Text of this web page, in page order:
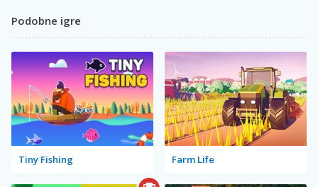
Podobne igre
Tiny Fishing Farm Life